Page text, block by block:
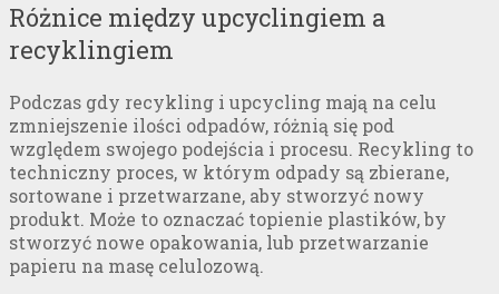
Różnice między upcyclingiem a
recyklingiem
Podczas gdy recykling i upcycling mają na celu
zmniejszenie ilości odpadów, różnią się pod
względem swojego podejścia i procesu. Recykling to
techniczny proces, w którym odpady są zbierane,
sortowane i przetwarzane, aby stworzyć nowy
produkt. Może to oznaczać topienie plastików, by
stworzyć nowe opakowania, lub przetwarzanie
papieru na masę celulozową.